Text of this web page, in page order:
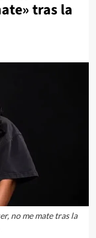
tras la
no me mate tras la